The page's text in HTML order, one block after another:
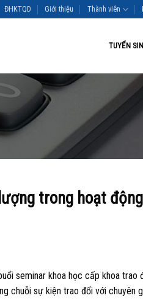
ĐHKTQD Giới thiệu Thành viên
TUYỂN
trong hoạt
seminar khoa học cấp khoa trao
chuỗi sự kiện trao đổi với chuyên